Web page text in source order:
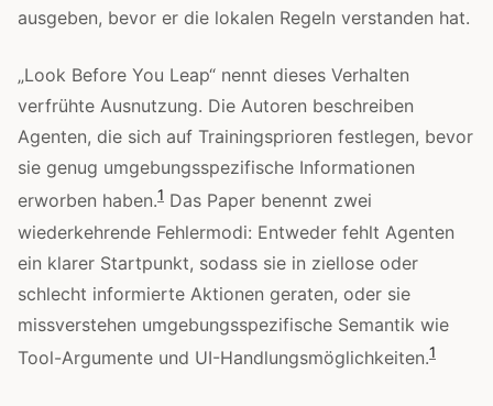
ausgeben, bevor er die lokalen Regeln verstanden hat.
„Look Before You Leap“ nennt dieses Verhalten
verfrühte Ausnutzung. Die Autoren beschreiben
Agenten, die sich auf Trainingsprioren festlegen, bevor
sie genug umgebungsspezifische Informationen
erworben haben.1 Das Paper benennt zwei
wiederkehrende Fehlermodi: Entweder fehlt Agenten
ein klarer Startpunkt, sodass sie in ziellose oder
schlecht informierte Aktionen geraten, oder sie
missverstehen umgebungsspezifische Semantik wie
Tool-Argumente und UI-Handlungsmöglichkeiten.1